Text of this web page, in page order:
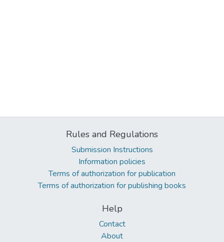
Rules and Regulations
Submission Instructions
Information policies
Terms of authorization for publication
Terms of authorization for publishing books
Help
Contact
About